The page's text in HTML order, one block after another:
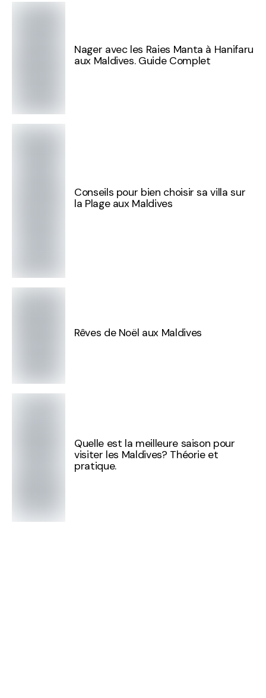
Nager avec les Raies Manta à Hanifaru
aux Maldives. Guide Complet
Conseils pour bien choisir sa villa sur
la Plage aux Maldives
Rêves de Noël aux Maldives
Quelle est la meilleure saison pour
visiter les Maldives? Théorie et
pratique.